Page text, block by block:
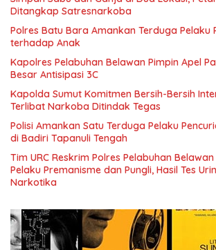
Ditangkap Satresnarkoba
Polres Batu Bara Amankan Terduga Pelaku
terhadap Anak
Kapolres Pelabuhan Belawan Pimpin Apel
Besar Antisipasi 3C
Kapolda Sumut Komitmen Bersih-Bersih
Terlibat Narkoba Ditindak Tegas
Polisi Amankan Satu Terduga Pelaku
di Badiri Tapanuli Tengah
Tim URC Reskrim Polres Pelabuhan
Pelaku Premanisme dan Pungli, Hasil Tes
Narkotika